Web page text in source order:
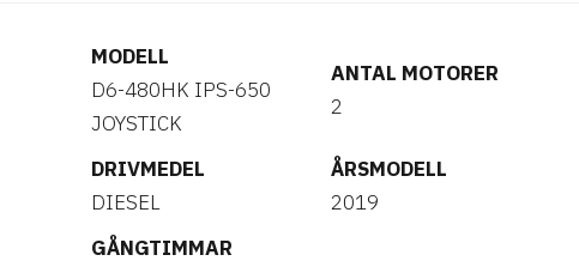
MODELL
D6-480HK IPS-650
JOYSTICK
ANTAL MOTORER
2
DRIVMEDEL
DIESEL
ÅRSMODELL
2019
GÅNGTIMMAR